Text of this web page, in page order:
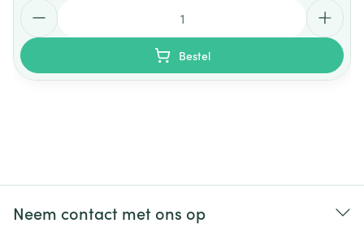
Bestel
Neem contact met ons op